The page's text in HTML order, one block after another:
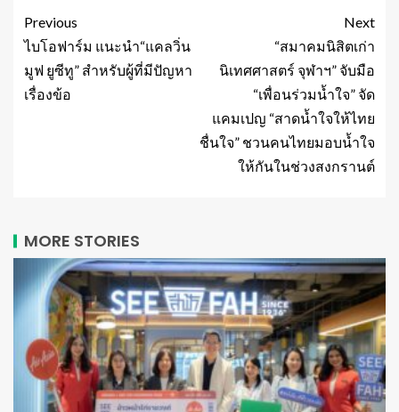
Previous
ไบโอฟาร์ม แนะนำ“แคลวิ่น
มูฟ ยูซีทู” สำหรับผู้ที่มีปัญหา
เรื่องข้อ
Next
“สมาคมนิสิตเก่า
นิเทศศาสตร์ จุฬาฯ” จับมือ
“เพื่อนร่วมน้ำใจ” จัด
แคมเปญ “สาดน้ำใจให้ไทย
ชื่นใจ” ชวนคนไทยมอบน้ำใจ
ให้กันในช่วงสงกรานต์
MORE STORIES